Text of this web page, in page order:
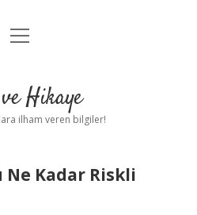
Anasayfa
Uyarı
menüyü
Hikaye
ilham veren bilgiler!
Ne Kadar Riskli